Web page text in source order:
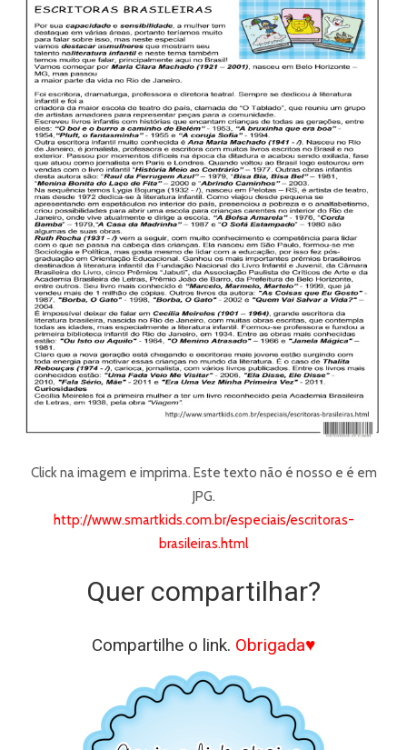
Click na imagem e imprima. Este texto não é nosso e é em
JPG.
http://www.smartkids.com.br/especiais/escritoras-
brasileiras.html
Quer compartilhar?
Compartilhe o link. Obrigada♥